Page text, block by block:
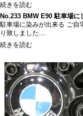
続きを読む
No.233 BMW E90 駐車場
駐車場に染みが出来る ご自
り致しました...
続きを読む